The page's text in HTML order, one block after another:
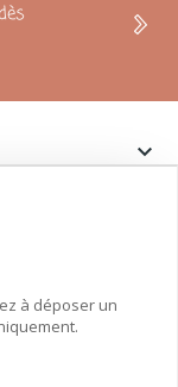
à déposer un
keyboard_arrow_down